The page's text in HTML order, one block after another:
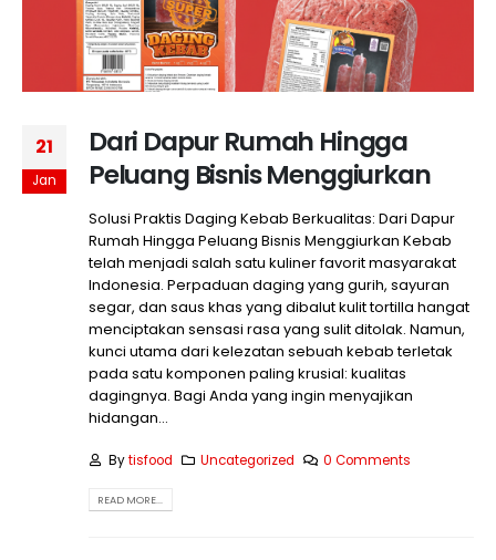
21
Jan
Dari Dapur Rumah Hingga
Peluang Bisnis Menggiurkan
Solusi Praktis Daging Kebab Berkualitas: Dari Dapur
Rumah Hingga Peluang Bisnis Menggiurkan Kebab
telah menjadi salah satu kuliner favorit masyarakat
Indonesia. Perpaduan daging yang gurih, sayuran
segar, dan saus khas yang dibalut kulit tortilla hangat
menciptakan sensasi rasa yang sulit ditolak. Namun,
kunci utama dari kelezatan sebuah kebab terletak
pada satu komponen paling krusial: kualitas
dagingnya. Bagi Anda yang ingin menyajikan
hidangan...
Bytisfood Uncategorized 0 Comments
READ MORE...